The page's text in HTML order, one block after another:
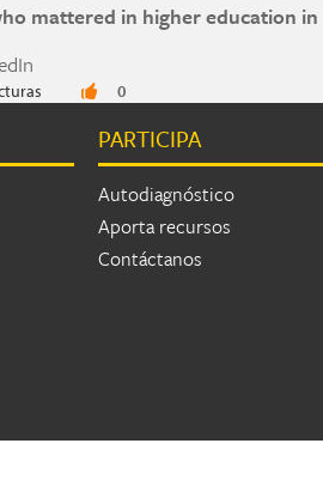
mattered in higher education in
of the year: who mattered in
0
PARTICIPA
Autodiagnóstico
Aporta recursos
Contáctanos